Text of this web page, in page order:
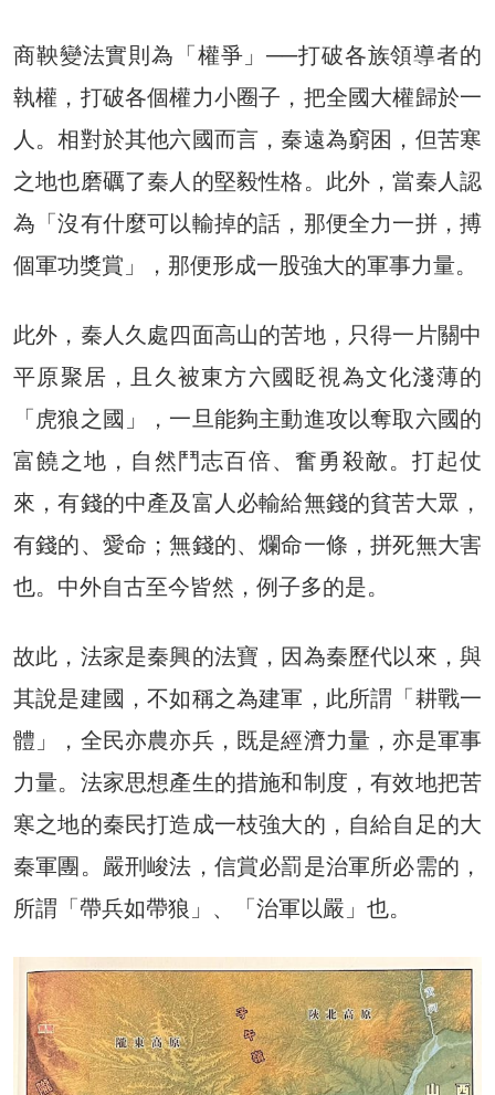
商鞅變法實則為「權爭」──打破各族領導者的
執權，打破各個權力小圈子，把全國大權歸於一
人。相對於其他六國而言，秦遠為窮困，但苦寒
之地也磨礪了秦人的堅毅性格。此外，當秦人認
為「沒有什麼可以輸掉的話，那便全力一拼，搏
個軍功獎賞」，那便形成一股強大的軍事力量。
此外，秦人久處四面高山的苦地，只得一片關中
平原聚居，且久被東方六國眨視為文化淺薄的
「虎狼之國」，一旦能夠主動進攻以奪取六國的
富饒之地，自然鬥志百倍、奮勇殺敵。打起仗
來，有錢的中產及富人必輸給無錢的貧苦大眾，
有錢的、愛命；無錢的、爛命一條，拼死無大害
也。中外自古至今皆然，例子多的是。
故此，法家是秦興的法寶，因為秦歷代以來，與
其說是建國，不如稱之為建軍，此所謂「耕戰一
體」，全民亦農亦兵，既是經濟力量，亦是軍事
力量。法家思想產生的措施和制度，有效地把苦
寒之地的秦民打造成一枝強大的，自給自足的大
秦軍團。嚴刑峻法，信賞必罰是治軍所必需的，
所謂「帶兵如帶狼」、「治軍以嚴」也。